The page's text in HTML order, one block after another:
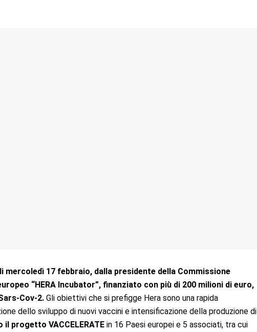
17 febbraio, dalla presidente della Commissione
“HERA Incubator”, finanziato con più di 200 milioni di euro,
Cov-2. Gli obiettivi che si prefigge Hera sono una rapida
dello sviluppo di nuovi vaccini e intensificazione della produzione di
progetto VACCELERATE in 16 Paesi europei e 5 associati, tra cui